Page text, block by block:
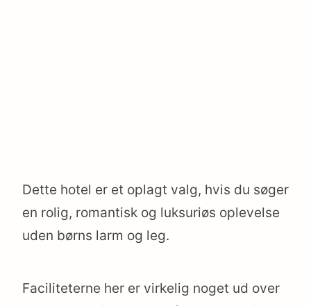
Dette hotel er et oplagt valg, hvis du søger
en rolig, romantisk og luksuriøs oplevelse
uden børns larm og leg.
Faciliteterne her er virkelig noget ud over